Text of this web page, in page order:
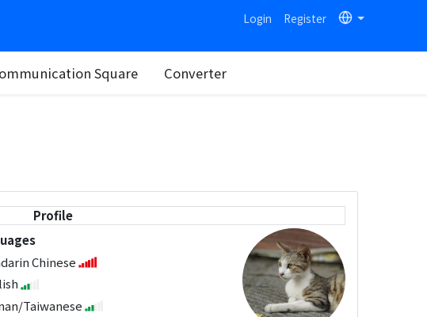
Login Register
Square Converter
Profile
Chinese
Taiwanese